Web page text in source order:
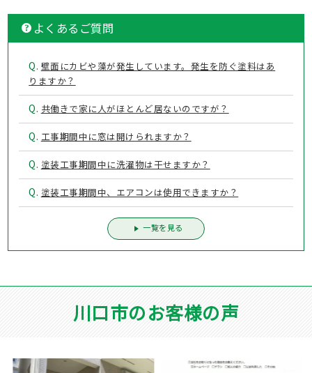
よくあるご質問
Q. 壁面にカビや藻が発生しています。発生を防ぐ塗料はあ
りますか？
Q. 共働きで家に人がほとんど居ないのですが？
Q. 工事期間中に窓は開けられますか？
Q. 塗装工事期間中に洗濯物は干せますか？
Q. 塗装工事期間中、エアコンは使用できますか？
一覧を見る
川口市のお客様の声